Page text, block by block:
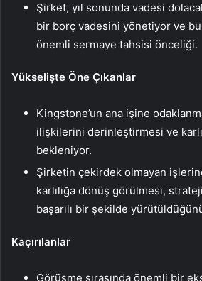
Şirket, yıl sonunda vadesi
bir borç vadesini yönetiyor ve
önemli sermaye tahsisi önceliği.
Yükselişte Öne Çıkanlar
Kingstone’un ana işine
ilişkilerini derinleştirmesi ve
bekleniyor.
Şirketin çekirdek olmayan
karlılığa dönüş görülmesi,
başarılı bir şekilde
Kaçırılanlar
Görüşme sırasında önemli bir